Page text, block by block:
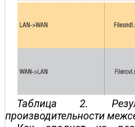
Таблица 2.
производительности